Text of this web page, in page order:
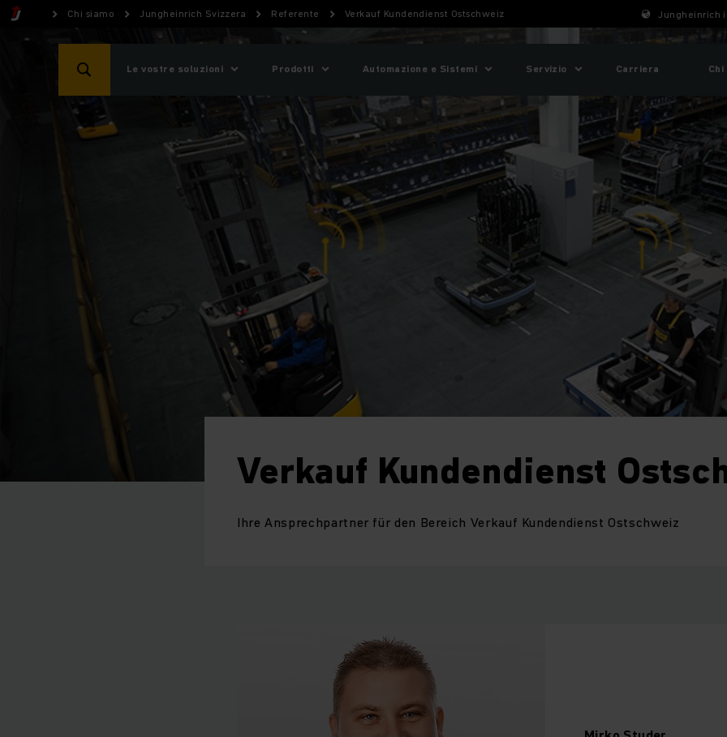
Chi siamo Jungheinrich Svizzera Referente Verkauf Kundendienst Ostschweiz Jungheinrich
Le vostre soluzioni Prodotti Automazione e Sistemi Servizio Carriera
Verkauf Kundendienst
Ihre Ansprechpartner für den Bereich Verkauf Kundendienst Ostschweiz